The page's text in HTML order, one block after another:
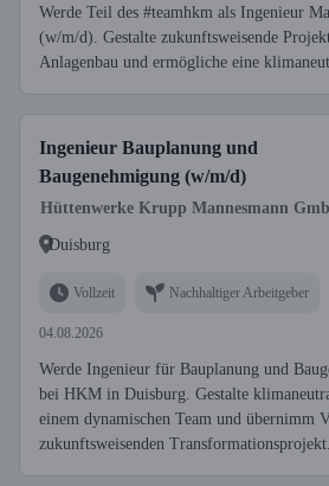
Werde Teil des #teamhkm als Ingenieur
(w/m/d). Gestalte zukunftsweisende
Anlagenbau und ermögliche eine
Ingenieur Bauplanung und
Baugenehmigung (w/m/d)
Hüttenwerke Krupp Mannesmann
Duisburg
Vollzeit Nachhaltiger Arbeitgeber
04.08.2026
Werde Ingenieur für Bauplanung und
bei HKM in Duisburg. Gestalte
einem dynamischen Team und übernimm
zukunftsweisenden Transformationsprojekt.